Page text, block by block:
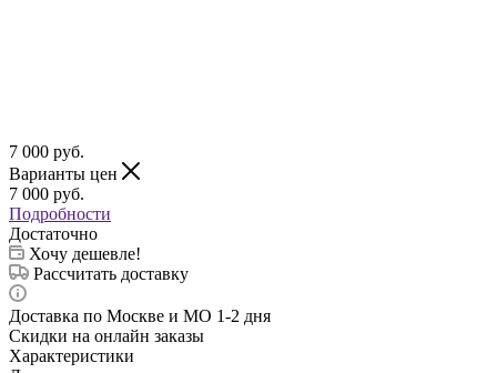
7 000 руб.
Варианты цен
7 000 руб.
Подробности
Достаточно
Хочу дешевле!
Рассчитать доставку
Доставка по Москве и МО 1-2 дня
Скидки на онлайн заказы
Характеристики